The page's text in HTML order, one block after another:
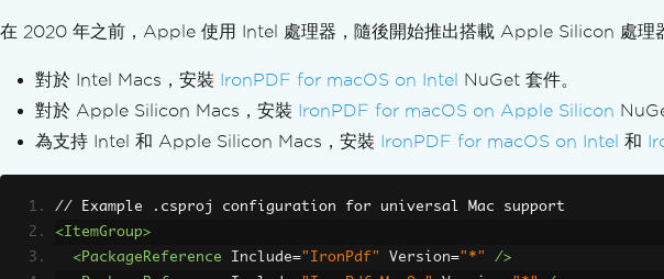
旋轉文字與頁面
轉換 PDF 頁面
整理 PDF 檔案
新增、複製及刪除 PDF 頁面
分割多頁 PDF
補充說明
新增與移除附件
在 2020 年之前，Apple 使用 Intel 處理器，隨後開始推出搭載 Apple Silicon 處理
對於 Intel Macs，安裝 IronPDF for macOS on Intel NuGet 套件。
對於 Apple Silicon Macs，安裝 IronPDF for macOS on Apple Silicon
為支持 Intel 和 Apple Silicon Macs，安裝 IronPDF for macOS on Intel 和
// Example .csproj configuration for universal Mac support
<ItemGroup>
<PackageReference
Include="IronPdf" Version="*"
/>